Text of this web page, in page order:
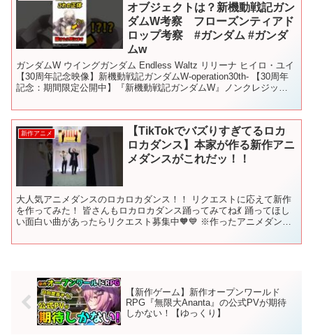
オブジェクトは？新機動戦記ガン
ダムW考察 フローズンティアド
ロップ考察 #ガンダム #ガンダ
ムw
ガンダムW ウイングガンダム Endless Waltz リリーナ ヒイロ・ユイ
【30周年記念映像】新機動戦記ガンダムW-operation30th- 【30周年
記念：期間限定公開中】『新機動戦記ガンダムW』ノンクレジット
新作アニメ
【TikTokでバズりすぎてるロカ
ロカダンス】本家が作る新作アニ
メダンスがこれだッ！！
大人気アニメダンスのロカロカダンス！！ リクエストに応えて新作
を作ってみた！ 皆さんもロカロカダンス踊ってみてね💃 踊ってほし
い面白い曲があったらリクエスト募集中🧡💙 ※作ったアニメダンス
【新作ゲーム】新作オープンワールド
RPG『無限大Ananta』の公式PVが期待
しかない！【ゆっくり】